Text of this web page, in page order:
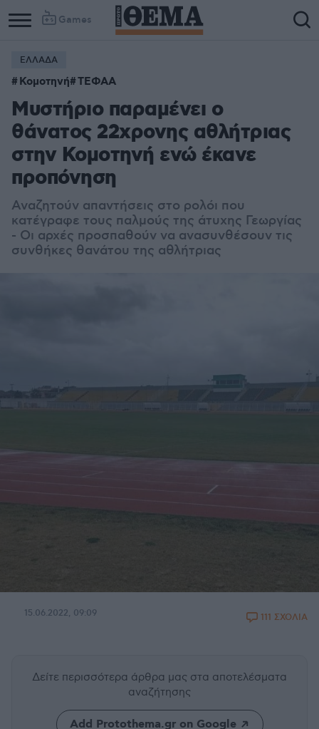
Games
ΕΛΛΑΔΑ
Κομοτηνή ΤΕΦΑΑ
Μυστήριο παραμένει ο
θάνατος 22χρονης αθλήτριας
στην Κομοτηνή ενώ έκανε
προπόνηση
Αναζητούν απαντήσεις στο ρολόι που
κατέγραφε τους παλμούς της άτυχης Γεωργίας
- Οι αρχές προσπαθούν να ανασυνθέσουν τις
συνθήκες θανάτου της αθλήτριας
15.06.2022, 09:09 111 ΣΧΟΛΙΑ
Δείτε περισσότερα άρθρα μας στα αποτελέσματα
αναζήτησης
Add Protothema.gr on Google